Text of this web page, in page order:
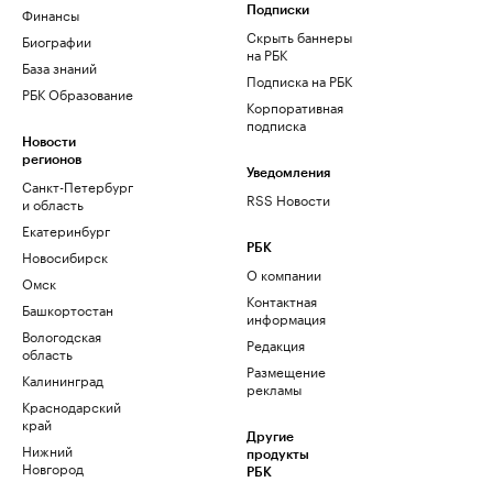
Финансы
Биографии
База знаний
РБК Образование
Новости
регионов
Санкт-Петербург
и область
Екатеринбург
Новосибирск
Омск
Башкортостан
Вологодская
область
Калининград
Краснодарский
край
Нижний
Новгород
Подписки
Скрыть баннеры
на РБК
Подписка на РБК
Корпоративная
подписка
Уведомления
RSS Новости
РБК
О компании
Контактная
информация
Редакция
Размещение
рекламы
Другие
продукты
РБК